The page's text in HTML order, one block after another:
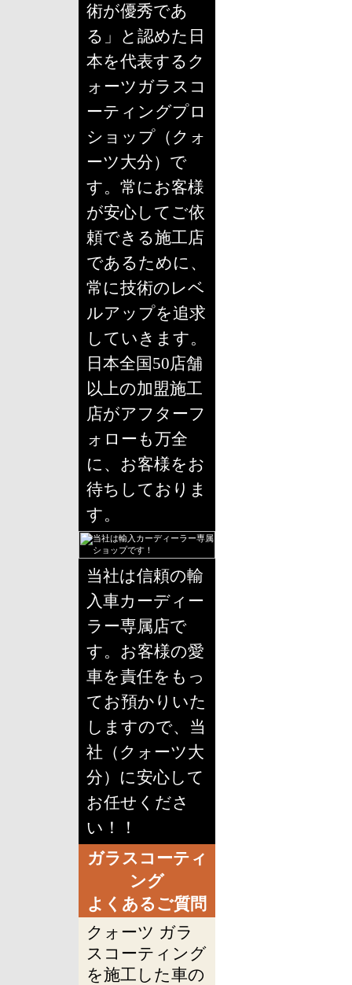
術が優秀であ
る」と認めた日
本を代表するク
ォーツガラスコ
ーティングプロ
ショップ（クォ
ーツ大分）で
す。常にお客様
が安心してご依
頼できる施工店
であるために、
常に技術のレベ
ルアップを追求
していきます。
日本全国50店舗
以上の加盟施工
店がアフターフ
ォローも万全
に、お客様をお
待ちしておりま
す。
当社は信頼の輸
入車カーディー
ラー専属店で
す。お客様の愛
車を責任をもっ
てお預かりいた
しますので、当
社（クォーツ大
分）に安心して
お任せくださ
い！！
ガラスコーティ
ング
よくあるご質問
クォーツ ガラ
スコーティング
を施工した車の